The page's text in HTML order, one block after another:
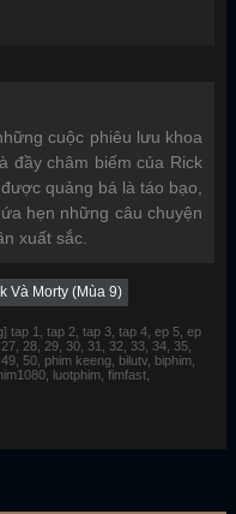
cuộc phiêu lưu khoa
đầy châm biếm của Rick
quảng bá là táo bạo,
hẹn những câu chuyện
xuất sắc.
Và Morty (Mùa 9)
tap 1, tap 2, tap 3, tap 4, ep 5, ep
28, 29, 30, 31, 32, 33, 34, 35,
50, phim keeng, bilutv, biphim,
luotphim, fimfast,